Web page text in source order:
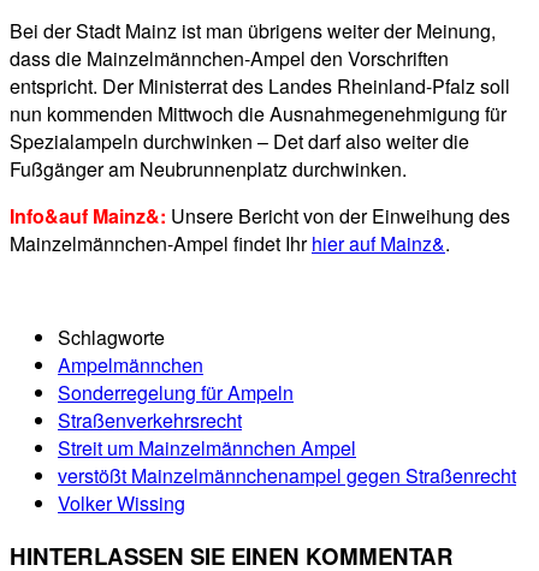
Bei der Stadt Mainz ist man übrigens weiter der Meinung,
dass die Mainzelmännchen-Ampel den Vorschriften
entspricht. Der Ministerrat des Landes Rheinland-Pfalz soll
nun kommenden Mittwoch die Ausnahmegenehmigung für
Spezialampeln durchwinken – Det darf also weiter die
Fußgänger am Neubrunnenplatz durchwinken.
Info&auf Mainz&: Unsere Bericht von der Einweihung des
Mainzelmännchen-Ampel findet Ihrhier auf Mainz&.
Schlagworte
Ampelmännchen
Sonderregelung für Ampeln
Straßenverkehrsrecht
Streit um Mainzelmännchen Ampel
verstößt Mainzelmännchenampel gegen Straßenrecht
Volker Wissing
HINTERLASSEN SIE EINEN KOMMENTAR